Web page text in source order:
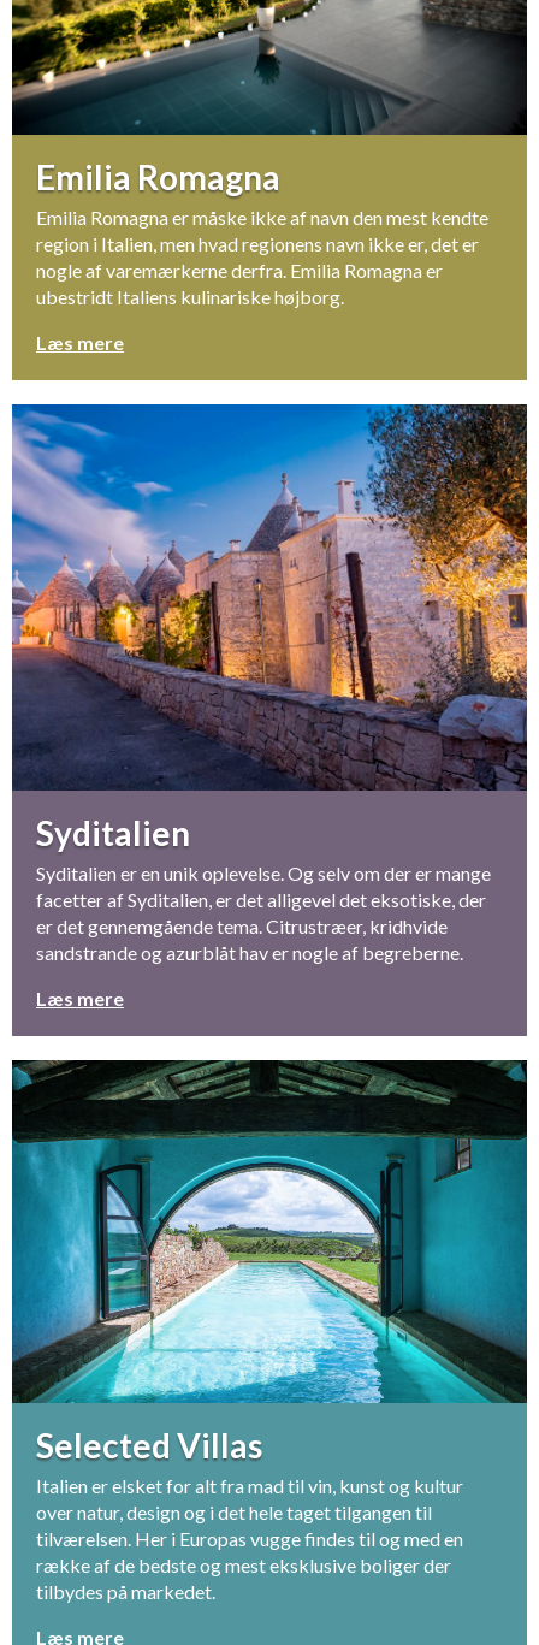
Emilia Romagna
Emilia Romagna er måske ikke af navn den mest kendte
region i Italien, men hvad regionens navn ikke er, det er
nogle af varemærkerne derfra. Emilia Romagna er
ubestridt Italiens kulinariske højborg.
Læs mere
Syditalien
Syditalien er en unik oplevelse. Og selv om der er mange
facetter af Syditalien, er det alligevel det eksotiske, der
er det gennemgående tema. Citrustræer, kridhvide
sandstrande og azurblåt hav er nogle af begreberne.
Læs mere
Selected Villas
Italien er elsket for alt fra mad til vin, kunst og kultur
over natur, design og i det hele taget tilgangen til
tilværelsen. Her i Europas vugge findes til og med en
række af de bedste og mest eksklusive boliger der
tilbydes på markedet.
Læs mere